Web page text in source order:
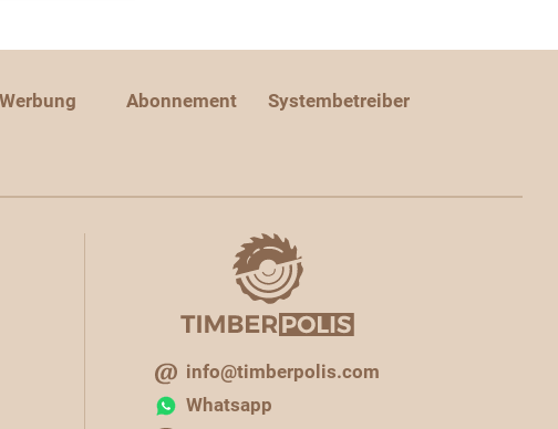
Werbung Abonnement Systembetreiber
info@timberpolis.com
Whatsapp